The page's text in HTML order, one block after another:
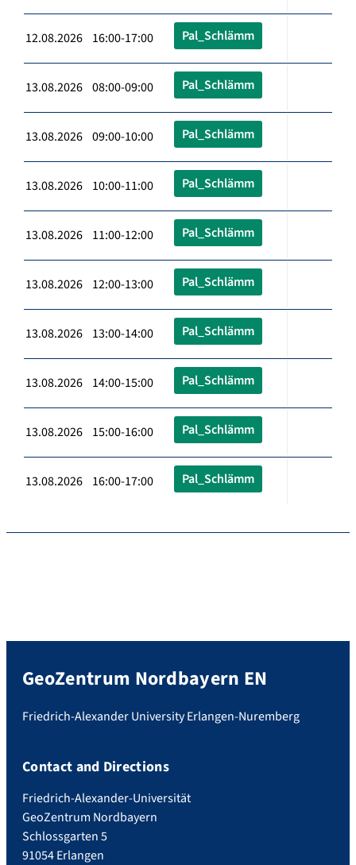
12.08.2026 16:00-17:00 Pal_Schlämm
13.08.2026 08:00-09:00 Pal_Schlämm
13.08.2026 09:00-10:00 Pal_Schlämm
13.08.2026 10:00-11:00 Pal_Schlämm
13.08.2026 11:00-12:00 Pal_Schlämm
13.08.2026 12:00-13:00 Pal_Schlämm
13.08.2026 13:00-14:00 Pal_Schlämm
13.08.2026 14:00-15:00 Pal_Schlämm
13.08.2026 15:00-16:00 Pal_Schlämm
13.08.2026 16:00-17:00 Pal_Schlämm
GeoZentrum Nordbayern EN
Friedrich-Alexander University Erlangen-Nuremberg
Contact and Directions
Friedrich-Alexander-Universität
GeoZentrum Nordbayern
Schlossgarten 5
91054 Erlangen